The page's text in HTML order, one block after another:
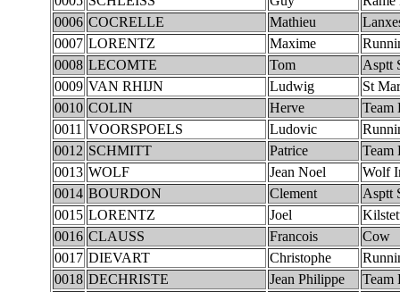
0006 COCRELLE Mathieu
0007 LORENTZ Maxime
0008 LECOMTE Tom
Asptt
0009 VAN RHIJN Ludwig
St
0010 COLIN Herve
Team
0011 VOORSPOELS Ludovic
0012 SCHMITT Patrice
Team
0013 WOLF Jean Noel
Wolf
0014 BOURDON Clement
Asptt
0015 LORENTZ Joel
0016 CLAUSS Francois
Cow
0017 DIEVART Christophe
0018 DECHRISTE Jean Philippe
Team